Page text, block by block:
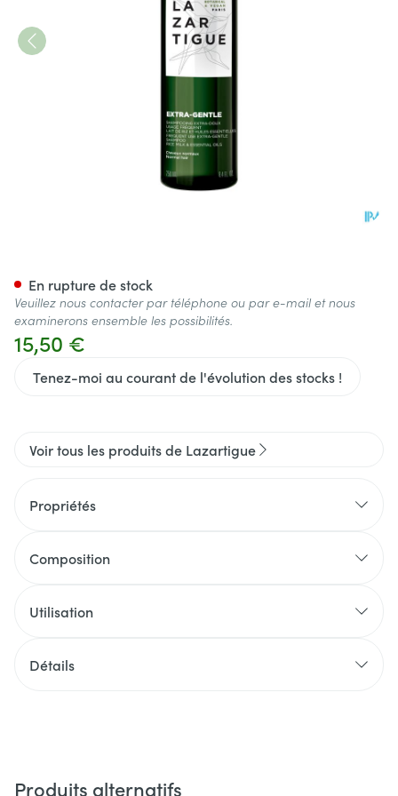
15,50 €
Tenez-moi au courant de l'évolution des stocks !
En rupture de stock
Veuillez nous contacter par téléphone ou par e-mail et nous
examinerons ensemble les possibilités.
Voir tous les produits de Lazartigue
Propriétés
Composition
Utilisation
Détails
Produits alternatifs